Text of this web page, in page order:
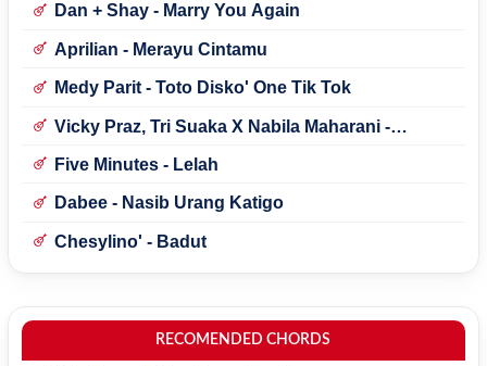
Dan + Shay - Marry You Again
Aprilian - Merayu Cintamu
Medy Parit - Toto Disko' One Tik Tok
Vicky Praz, Tri Suaka X Nabila Maharani -
Five Minutes - Lelah
Dabee - Nasib Urang Katigo
Chesylino' - Badut
RECOMENDED CHORDS